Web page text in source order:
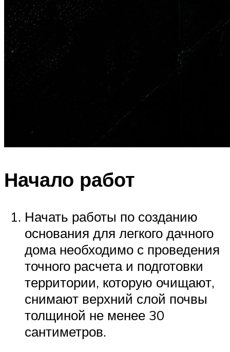
Начало работ
Начать работы по созданию
основания для легкого дачного
дома необходимо с проведения
точного расчета и подготовки
территории, которую очищают,
снимают верхний слой почвы
толщиной не менее 30
сантиметров.